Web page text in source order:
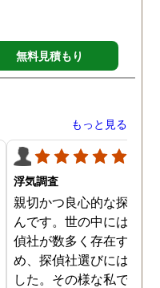
無料見積もり
もっと見る
浮気調査
親切かつ良心的な探偵社
んです。世の中には詐欺
偵社が数多く存在するた
め、探偵社選びには慎重
した。その様な私でした